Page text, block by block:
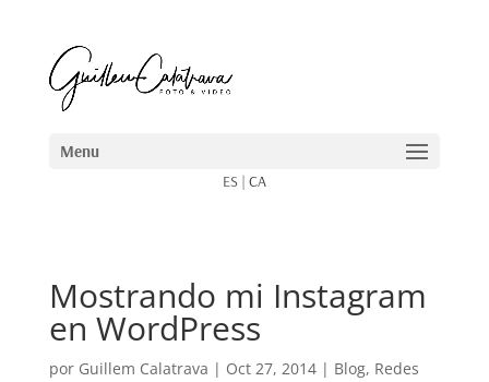
ES| CA
Mostrando mi Instagram
en WordPress
por Guillem Calatrava | Oct 27, 2014| Blog, Redes